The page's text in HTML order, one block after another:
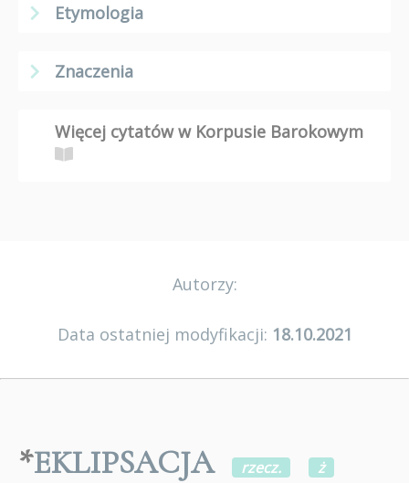
Etymologia
Znaczenia
Więcej cytatów w Korpusie Barokowym
Autorzy:
Data ostatniej modyfikacji: 18.10.2021
*EKLIPSACJA rzecz.
ż